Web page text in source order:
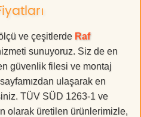
ve çeşitlerde Raf
sunuyoruz. Siz de en
güvenlik filesi ve montaj
sayfamızdan ulaşarak en
TÜV SÜD 1263-1 ve
olarak üretilen ürünlerimizle,